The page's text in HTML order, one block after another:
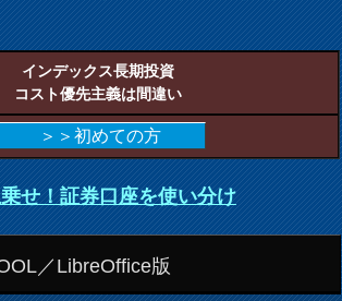
インデックス長期投資
コスト優先主義は間違い
＞＞初めての方
せ！証券口座を使い分け
／LibreOffice版